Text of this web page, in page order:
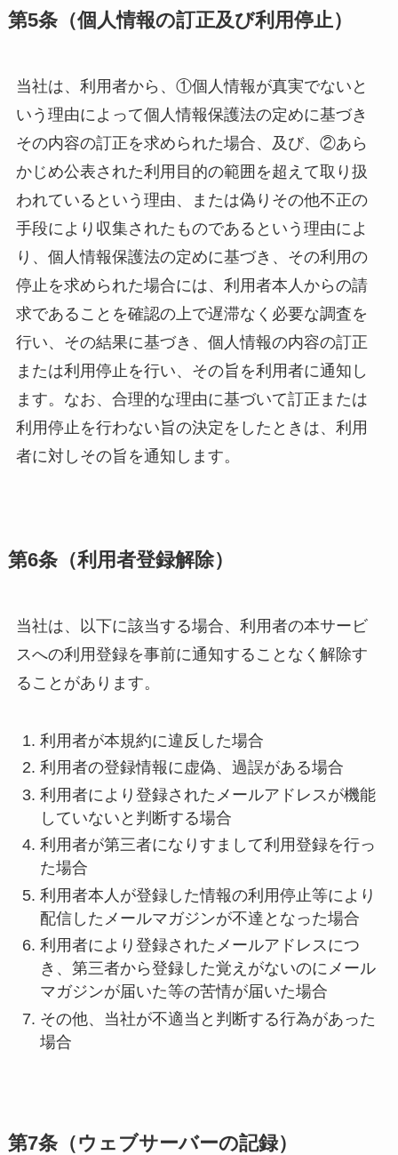
第5条（個人情報の訂正及び利用停止）
当社は、利用者から、①個人情報が真実でないと
いう理由によって個人情報保護法の定めに基づき
その内容の訂正を求められた場合、及び、②あら
かじめ公表された利用目的の範囲を超えて取り扱
われているという理由、または偽りその他不正の
手段により収集されたものであるという理由によ
り、個人情報保護法の定めに基づき、その利用の
停止を求められた場合には、利用者本人からの請
求であることを確認の上で遅滞なく必要な調査を
行い、その結果に基づき、個人情報の内容の訂正
または利用停止を行い、その旨を利用者に通知し
ます。なお、合理的な理由に基づいて訂正または
利用停止を行わない旨の決定をしたときは、利用
者に対しその旨を通知します。
第6条（利用者登録解除）
当社は、以下に該当する場合、利用者の本サービ
スへの利用登録を事前に通知することなく解除す
ることがあります。
利用者が本規約に違反した場合
利用者の登録情報に虚偽、過誤がある場合
利用者により登録されたメールアドレスが機能
していないと判断する場合
利用者が第三者になりすまして利用登録を行っ
た場合
利用者本人が登録した情報の利用停止等により
配信したメールマガジンが不達となった場合
利用者により登録されたメールアドレスにつ
き、第三者から登録した覚えがないのにメール
マガジンが届いた等の苦情が届いた場合
その他、当社が不適当と判断する行為があった
場合
第7条（ウェブサーバーの記録）